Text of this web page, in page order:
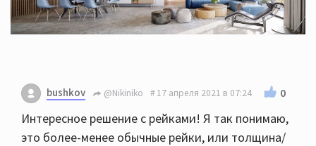
bushkov @Nikiniko 17 апреля 2021 в 07:24 0
Интересное решение с рейками! Я так понимаю,
это более-менее обычные рейки, или толщина/